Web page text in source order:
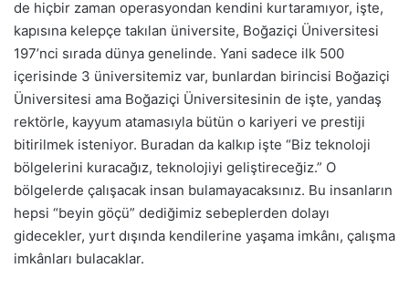
de hiçbir zaman operasyondan kendini kurtaramıyor, işte,
kapısına kelepçe takılan üniversite, Boğaziçi Üniversitesi
197’nci sırada dünya genelinde. Yani sadece ilk 500
içerisinde 3 üniversitemiz var, bunlardan birincisi Boğaziçi
Üniversitesi ama Boğaziçi Üniversitesinin de işte, yandaş
rektörle, kayyum atamasıyla bütün o kariyeri ve prestiji
bitirilmek isteniyor. Buradan da kalkıp işte “Biz teknoloji
bölgelerini kuracağız, teknolojiyi geliştireceğiz.” O
bölgelerde çalışacak insan bulamayacaksınız. Bu insanların
hepsi “beyin göçü” dediğimiz sebeplerden dolayı
gidecekler, yurt dışında kendilerine yaşama imkânı, çalışma
imkânları bulacaklar.